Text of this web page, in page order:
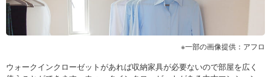
一部の画像提供：アフロ
ウォークインクローゼットがあれば収納家具が必要ないので部屋を広く